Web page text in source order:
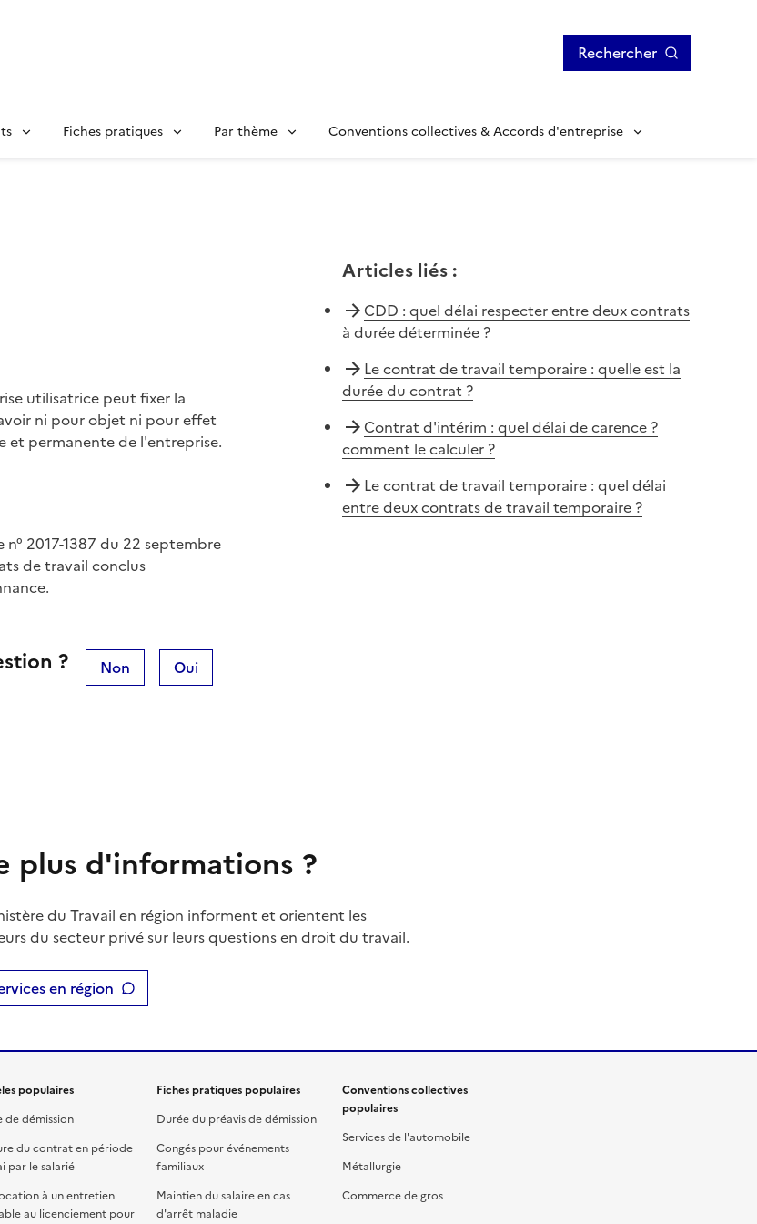
Rechercher
Fiches pratiques Par thème Conventions collectives & Accords d'entreprise
utilisatrice peut fixer la
ni pour objet ni pour effet
permanente de l'entreprise.
2017-1387 du 22 septembre
de travail conclus
? Non Oui
Articles liés:
CDD : quel délai respecter entre deux contrats
à durée déterminée ?
Le contrat de travail temporaire : quelle est la
durée du contrat ?
Contrat d'intérim : quel délai de carence ?
comment le calculer ?
Le contrat de travail temporaire : quel délai
entre deux contrats de travail temporaire ?
plus d'informations ?
du Travail en région informent et orientent les
du secteur privé sur leurs questions en droit du travail.
en région
populaires
de démission
du contrat en période
par le salarié
à un entretien
au licenciement pour
Fiches pratiques populaires
Durée du préavis de démission
Congés pour événements
familiaux
Maintien du salaire en cas
d'arrêt maladie
Conventions collectives
populaires
Services de l'automobile
Métallurgie
Commerce de gros